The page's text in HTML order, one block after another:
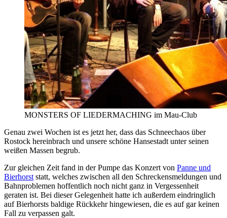
MONSTERS OF LIEDERMACHING im Mau-Club
Genau zwei Wochen ist es jetzt her, dass das Schneechaos über
Rostock hereinbrach und unsere schöne Hansestadt unter seinen
weißen Massen begrub.
Zur gleichen Zeit fand in der Pumpe das Konzert von Panne und
Bierhorst statt, welches zwischen all den Schreckensmeldungen und
Bahnproblemen hoffentlich noch nicht ganz in Vergessenheit
geraten ist. Bei dieser Gelegenheit hatte ich außerdem eindringlich
auf Bierhorsts baldige Rückkehr hingewiesen, die es auf gar keinen
Fall zu verpassen galt.